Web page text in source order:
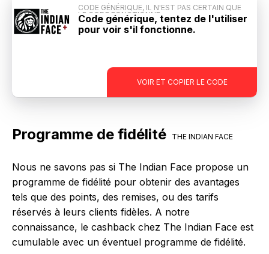
VOIR ET COPIER LE CODE
CODE GÉNÉRIQUE, IL N'EST PAS CERTAIN QUE
LE CODE FONCTIONNE
Code générique, tentez de l'utiliser
pour voir s'il fonctionne.
Programme de fidélité THE INDIAN FACE
Nous ne savons pas si The Indian Face propose un
programme de fidélité pour obtenir des avantages
tels que des points, des remises, ou des tarifs
réservés à leurs clients fidèles. A notre
connaissance, le cashback chez The Indian Face est
cumulable avec un éventuel programme de fidélité.